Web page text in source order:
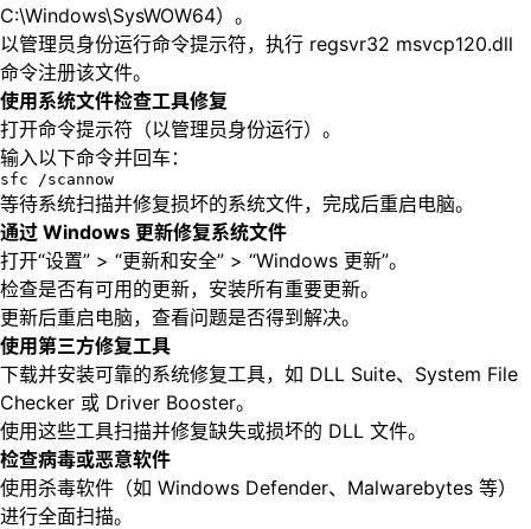
C:\Windows\SysWOW64）。
以管理员身份运行命令提示符，执行 regsvr32 msvcp120.dll
命令注册该文件。
使用系统文件检查工具修复
打开命令提示符（以管理员身份运行）。
输入以下命令并回车：
sfc /scannow
等待系统扫描并修复损坏的系统文件，完成后重启电脑。
通过 Windows 更新修复系统文件
打开“设置” > “更新和安全” > “Windows 更新”。
检查是否有可用的更新，安装所有重要更新。
更新后重启电脑，查看问题是否得到解决。
使用第三方修复工具
下载并安装可靠的系统修复工具，如 DLL Suite、System File
Checker 或 Driver Booster。
使用这些工具扫描并修复缺失或损坏的 DLL 文件。
检查病毒或恶意软件
使用杀毒软件（如 Windows Defender、Malwarebytes 等）
进行全面扫描。